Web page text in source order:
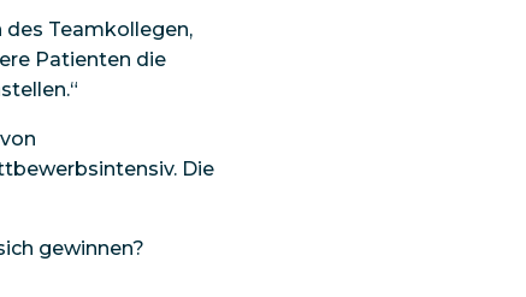
Teamkollegen,
Patienten die
Die
gewinnen?